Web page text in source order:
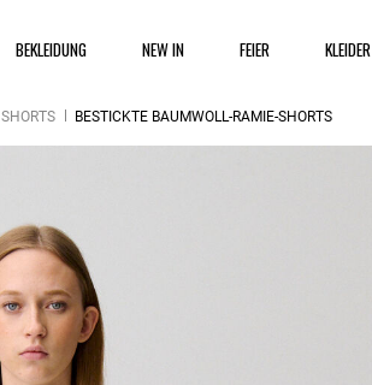
BEKLEIDUNG NEW IN FEIER KLEIDER
SHORTS BESTICKTE BAUMWOLL-RAMIE-SHORTS